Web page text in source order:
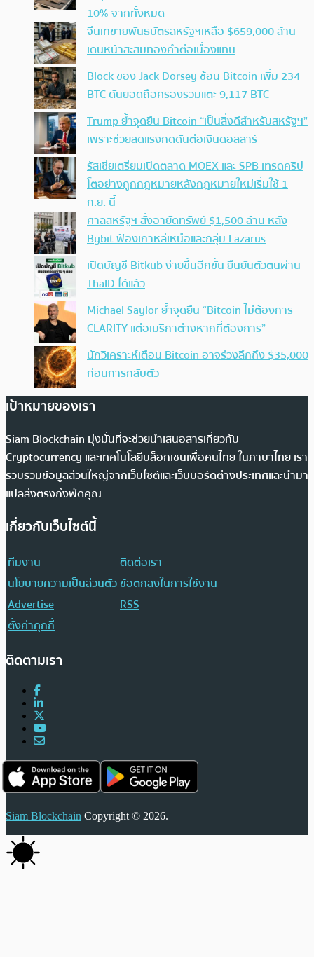
10% จากทั้งหมด
จีนเทขายพันธบัตรสหรัฐฯเหลือ $659,000 ล้าน
เดินหน้าสะสมทองคำต่อเนื่องแทน
Block ของ Jack Dorsey ช้อน Bitcoin เพิ่ม 234
BTC ดันยอดถือครองรวมแตะ 9,117 BTC
Trump ย้ำจุดยืน Bitcoin “เป็นสิ่งดีสำหรับสหรัฐฯ”
เพราะช่วยลดแรงกดดันต่อเงินดอลลาร์
รัสเซียเตรียมเปิดตลาด MOEX และ SPB เทรดคริป
โตอย่างถูกกฎหมายหลังกฎหมายใหม่เริ่มใช้ 1
ก.ย. นี้
ศาลสหรัฐฯ สั่งอายัดทรัพย์ $1,500 ล้าน หลัง
Bybit ฟ้องเกาหลีเหนือและกลุ่ม Lazarus
เปิดบัญชี Bitkub ง่ายขึ้นอีกขั้น ยืนยันตัวตนผ่าน
ThaID ได้แล้ว
Michael Saylor ย้ำจุดยืน “Bitcoin ไม่ต้องการ
CLARITY แต่อเมริกาต่างหากที่ต้องการ”
นักวิเคราะห์เตือน Bitcoin อาจร่วงลึกถึง $35,000
ก่อนการกลับตัว
เป้าหมายของเรา
Siam Blockchain มุ่งมั่นที่จะช่วยนำเสนอสารเกี่ยวกับ
Cryptocurrency และเทคโนโลยีบล็อกเชนเพื่อคนไทย ในภาษาไทย เรา
รวบรวมข้อมูลส่วนใหญ่จากเว็บไซต์และเว็บบอร์ดต่างประเทศและนำมา
แปลส่งตรงถึงฟีดคุณ
เกี่ยวกับเว็บไซต์นี้
ทีมงาน
ติดต่อเรา
นโยบายความเป็นส่วนตัวข้อตกลงในการใช้งาน
Advertise
RSS
ตั้งค่าคุกกี้
ติดตามเรา
Siam Blockchain Copyright © 2026.